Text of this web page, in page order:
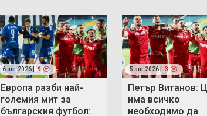
6 авг 2026 | 9
Европа разби най-
големия мит за
българския футбол:
5 авг 2026 | 3
Петър Витанов:
има всичко
необходимо да